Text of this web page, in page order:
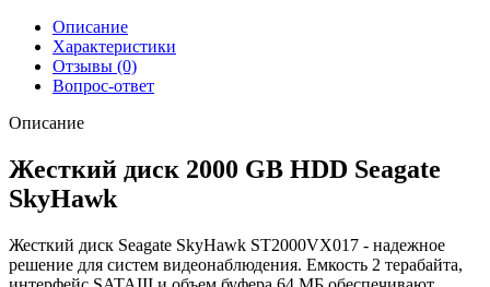
Описание
Характеристики
Отзывы (0)
Вопрос-ответ
Описание
Жесткий диск 2000 GB HDD Seagate
SkyHawk
Жесткий диск Seagate SkyHawk ST2000VX017 - надежное
решение для систем видеонаблюдения. Емкость 2 терабайта,